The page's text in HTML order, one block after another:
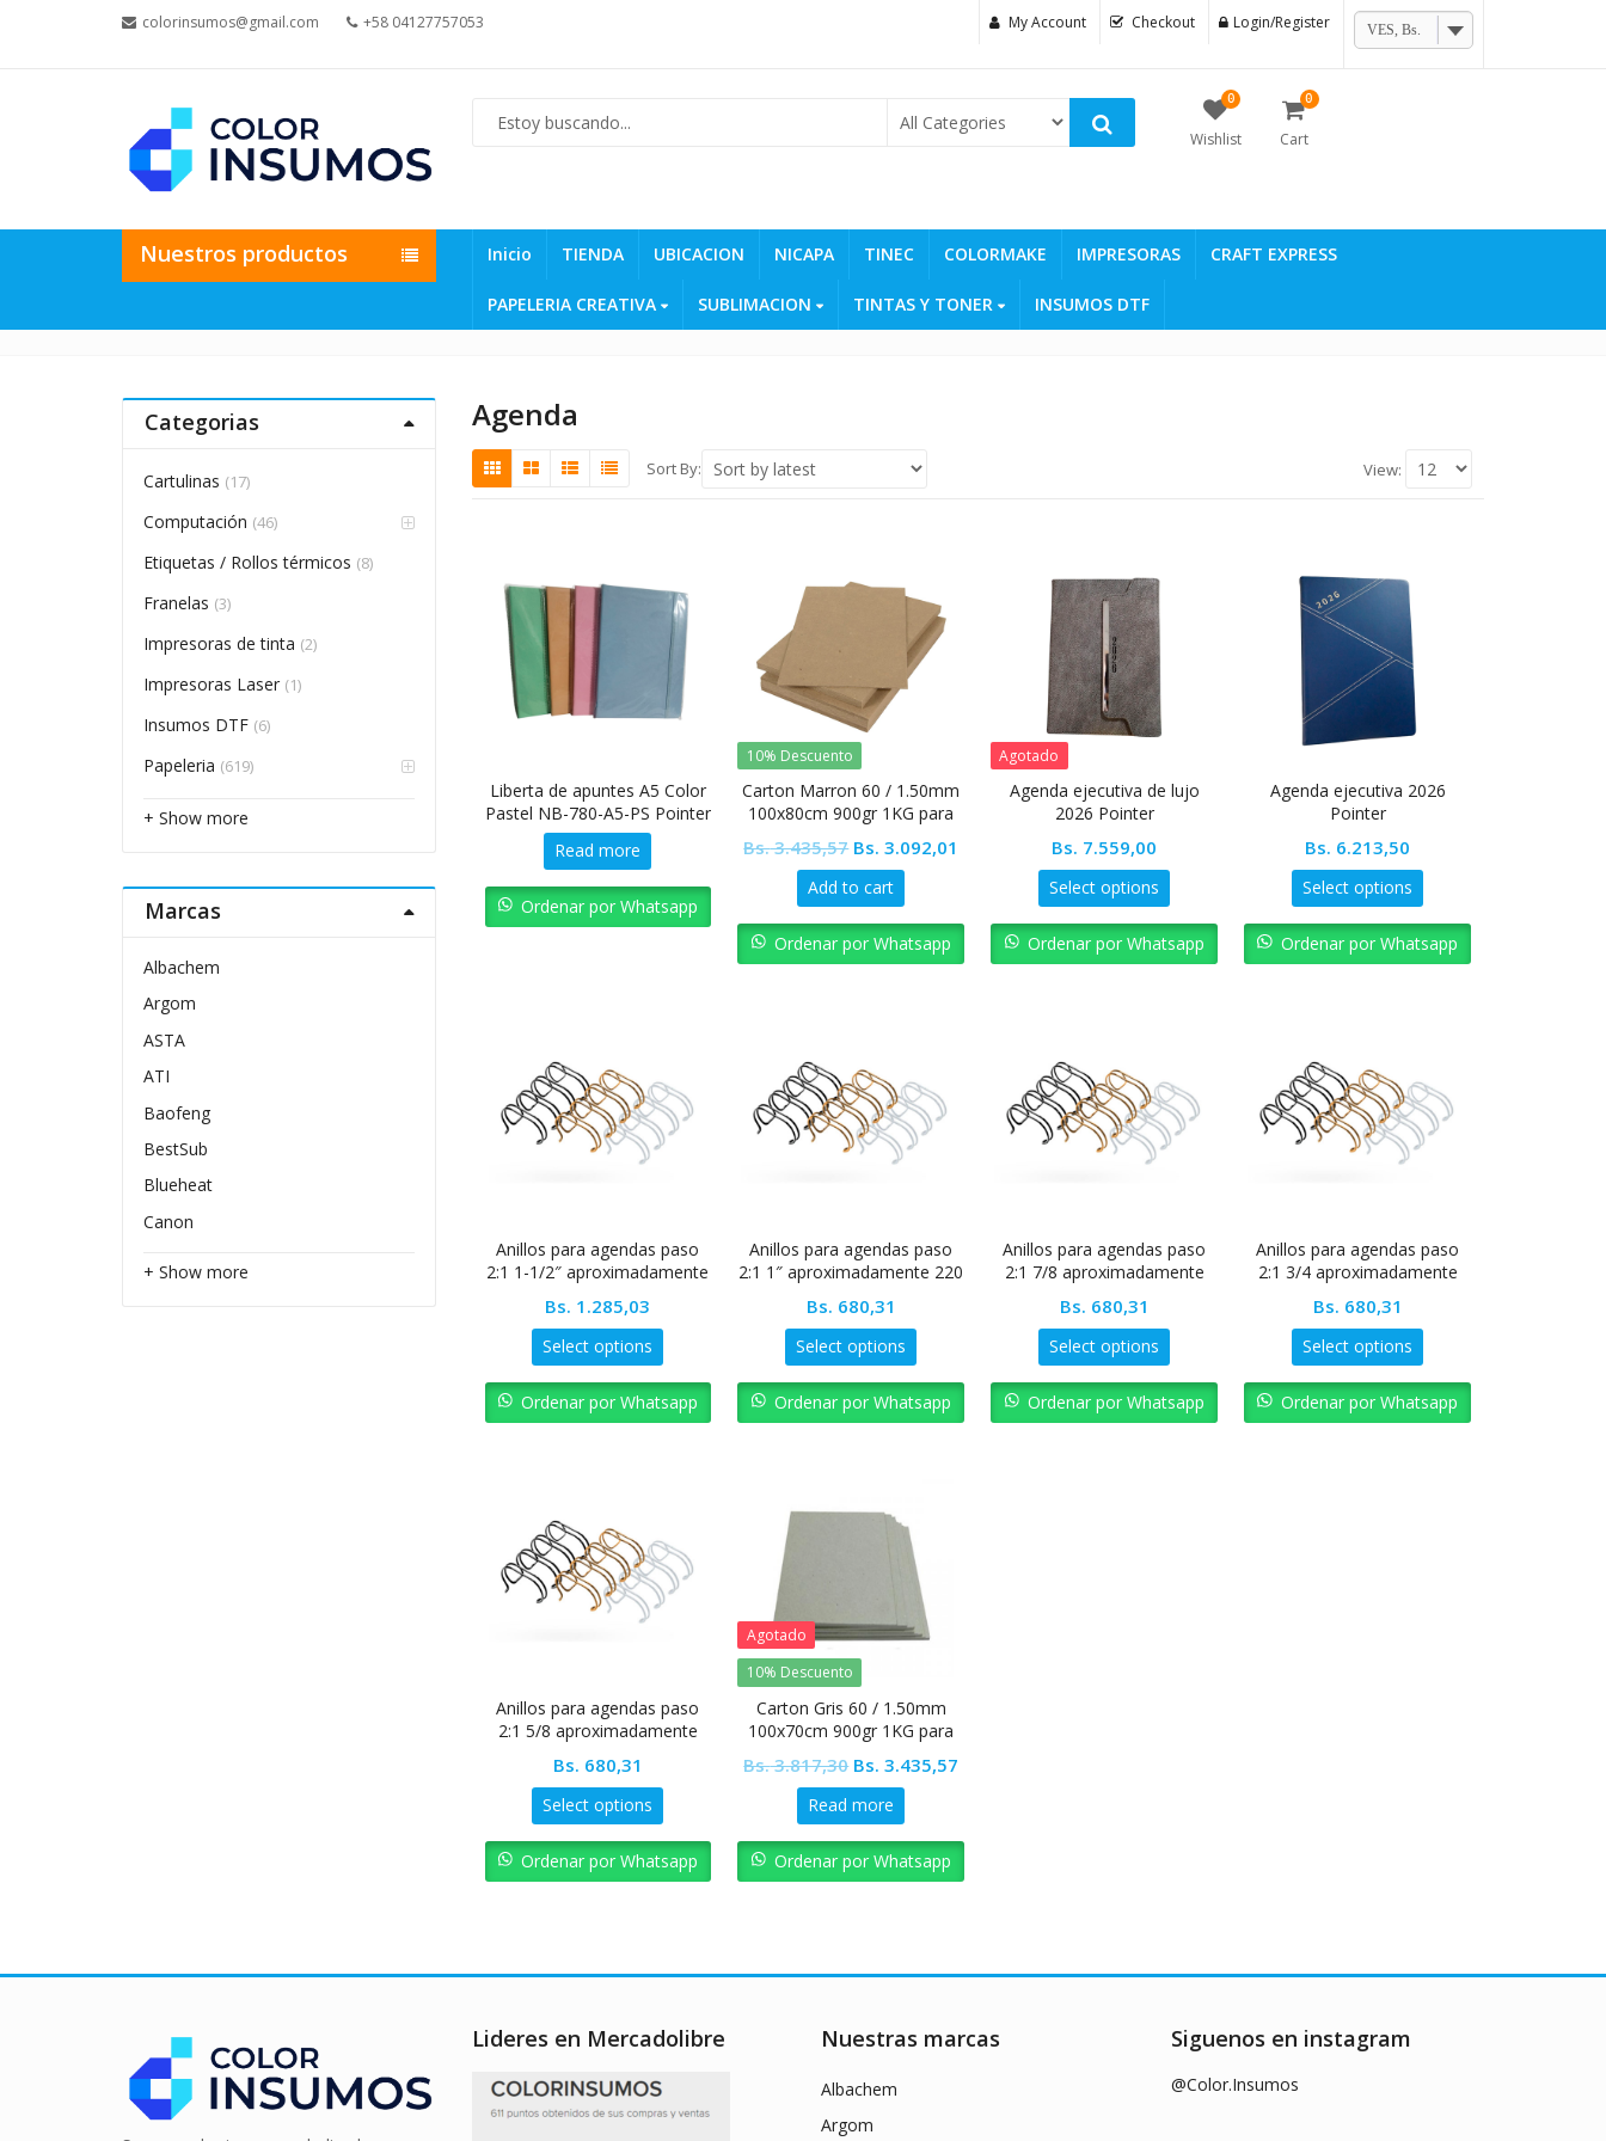
colorinsumos@gmail.com +58 04127757053 My Account Checkout Login/Register VES, Bs.
0
Wishlist
0
Cart
Nuestros productos Inicio TIENDA UBICACION NICAPA TINEC COLORMAKE IMPRESORAS CRAFT EXPRESS
PAPELERIA CREATIVA SUBLIMACION TINTAS Y TONER INSUMOS DTF
Agenda
Sort By: View:
Liberta de apuntes A5 Color
Pastel NB-780-A5-PS Pointer
Read more
Ordenar por Whatsapp
10% Descuento
Carton Marron 60 / 1.50mm
100x80cm 900gr 1KG para
Bs.3.435,57 Original
price
was:
Bs. 3.435,57.
Bs. 3.092,01
Bs. 3.092,01.
Add to cart
Ordenar por Whatsapp
Agotado
Agenda ejecutiva de lujo
2026 Pointer
Bs. 7.559,00
Select options
Ordenar por Whatsapp
Agenda ejecutiva 2026
Pointer
Bs. 6.213,50
Select options
Ordenar por Whatsapp
Anillos para agendas paso
2:1 1-1/2″ aproximadamente
Bs. 1.285,03
Select options
Ordenar por Whatsapp
Anillos para agendas paso
2:1 1″ aproximadamente 220
Bs. 680,31
Select options
Ordenar por Whatsapp
Anillos para agendas paso
2:1 7/8 aproximadamente
Bs. 680,31
Select options
Ordenar por Whatsapp
Anillos para agendas paso
2:1 3/4 aproximadamente
Bs. 680,31
Select options
Ordenar por Whatsapp
Anillos para agendas paso
2:1 5/8 aproximadamente
Bs. 680,31
Select options
Ordenar por Whatsapp
Agotado
10% Descuento
Carton Gris 60 / 1.50mm
100x70cm 900gr 1KG para
Bs.3.817,30 Original
price
was:
Bs. 3.817,30.
Bs. 3.435,57
Bs. 3.435,57.
Read more
Ordenar por Whatsapp
Categorias
Cartulinas (17)
Computación (46)
Etiquetas / Rollos térmicos (8)
Franelas (3)
Impresoras de tinta (2)
Impresoras Laser (1)
Insumos DTF (6)
Papeleria (619)
+ Show more
Marcas
Albachem
Argom
ASTA
ATI
Baofeng
BestSub
Blueheat
Canon
+ Show more
Lideres en Mercadolibre Nuestras marcas
Albachem
Argom
Siguenos en instagram
@Color.Insumos